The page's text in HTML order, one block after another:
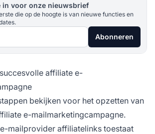
in voor onze nieuwsbrief
die op de hoogte is van nieuwe functies en
Abonneren
affiliate e-
bekijken voor het opzetten van
e-mailmarketingcampagne.
mailprovider affiliatelinks toestaat